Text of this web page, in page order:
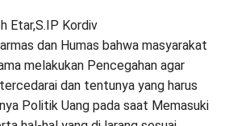
Etar,S.IP Kordiv
dan Humas bahwa masyarakat
melakukan Pencegahan agar
dan tentunya yang harus
Politik Uang pada saat Memasuki